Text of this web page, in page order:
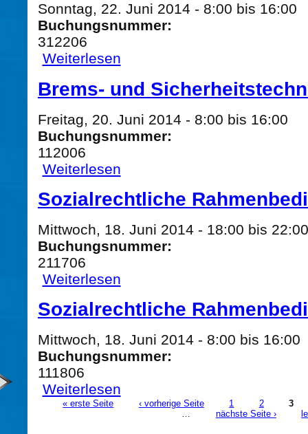
Sonntag, 22. Juni 2014 - 8:00 bis 16:00
Buchungsnummer:
312206
Weiterlesen
Brems- und
Freitag, 20. Juni 2014 - 8:00 bis 16:00
Buchungsnummer:
112006
Weiterlesen
Sozialrechtliche
Mittwoch, 18. Juni 2014 - 18:00 bis 22:00
Buchungsnummer:
211706
Weiterlesen
Sozialrechtliche
Mittwoch, 18. Juni 2014 - 8:00 bis 16:00
Buchungsnummer:
111806
Weiterlesen
« erste Seite ‹ vorherige Seite 1 2
3
nächste Seite ›